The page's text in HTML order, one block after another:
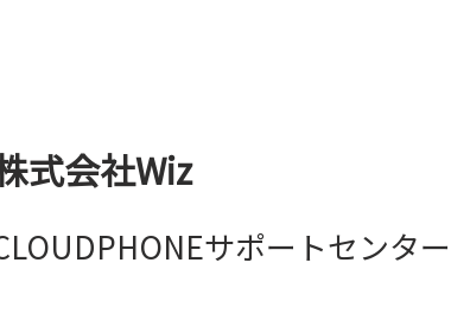
式会社Wiz
サポートセンター